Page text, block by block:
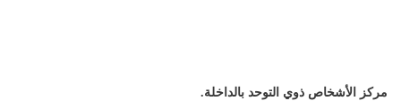
مركز الأشخاص ذوي التوحد بالداخلة.